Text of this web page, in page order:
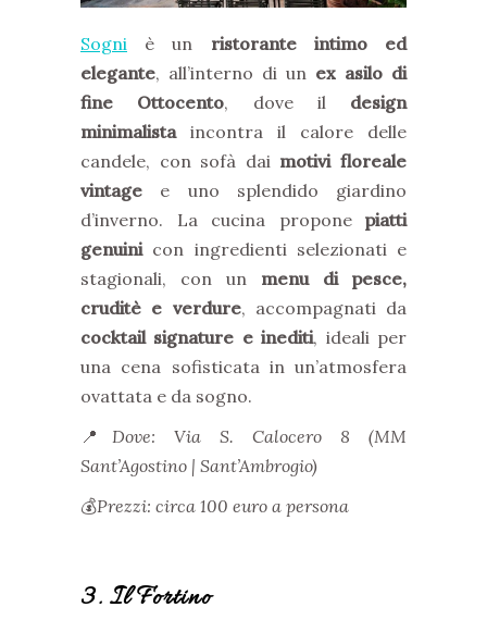
Sogni è un ristorante intimo ed
elegante, all’interno di un ex asilo di
fine Ottocento, dove il design
minimalistaincontra il calore delle
candele, con sofà daimotivi floreale
vintage e uno splendido giardino
d’inverno. La cucina propone piatti
genuinicon ingredienti selezionati e
stagionali, con un menu di pesce,
cruditè e verdure, accompagnati da
cocktail signature e inediti, ideali per
una cena sofisticata in un’atmosfera
ovattata e da sogno.
📍 Dove: Via S. Calocero 8 (MM
Sant’Agostino | Sant’Ambrogio)
💰Prezzi: circa 100 euro a persona
3. Il Fortino